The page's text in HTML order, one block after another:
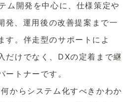
ム開発を中心に、仕様策定や
発、運用後の改善提案まで一
す。伴走型のサポートによ
だけでなく、DXの定着まで継
ートナーです。
からシステム化すべきかわか